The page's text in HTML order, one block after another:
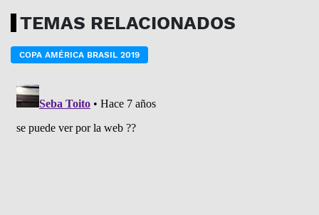
TEMAS RELACIONADOS
COPA AMÉRICA BRASIL 2019